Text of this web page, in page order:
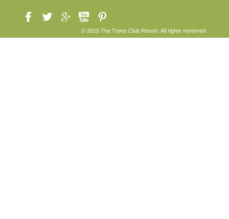
© 2015 The Trees Club Resort. All rights reserved.